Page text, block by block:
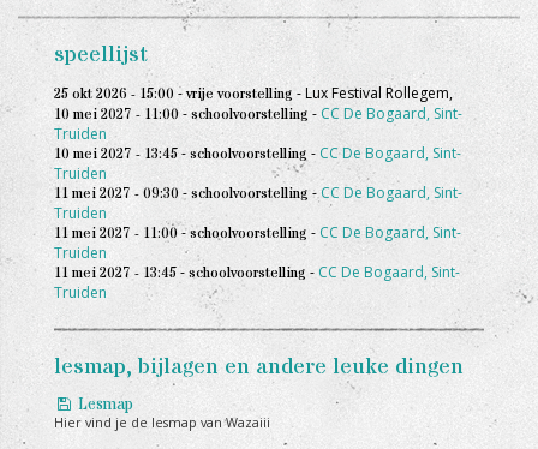
speellijst
25 okt 2026 - 15:00 -vrije voorstelling -Lux Festival Rollegem,
10 mei 2027 - 11:00-schoolvoorstelling -CC De Bogaard, Sint-
Truiden
10 mei 2027 - 13:45-schoolvoorstelling- CC De Bogaard, Sint-
Truiden
11 mei 2027 - 09:30 -schoolvoorstelling-CC De Bogaard, Sint-
Truiden
11 mei 2027 - 11:00-schoolvoorstelling - CC De Bogaard, Sint-
Truiden
11 mei 2027 - 13:45-schoolvoorstelling - CC De Bogaard, Sint-
Truiden
lesmap, bijlagen en andere leuke dingen
Lesmap
Hier vind je de lesmap van Wazaiii